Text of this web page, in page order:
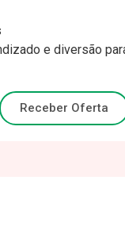
e diversão
Receber Oferta